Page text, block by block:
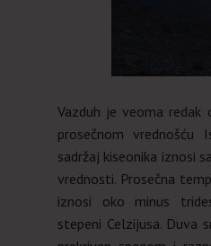
Vazduh je veoma redak
prosečnom vrednošću
sadržaj kiseonika iznosi
vrednosti. Prosečna
iznosi oko minus
stepeni Celzijusa. Duva